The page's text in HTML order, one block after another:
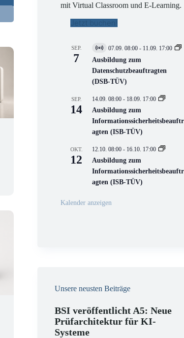
mit Virtual Classroom und E-Learning.
Jetzt buchen!
SEP.
7
V
i
t
u
l
V
e
r
n
s
t
a
t
n
07.09. 08:00 - 11.09. 17:00
Ausbildung zum
Datenschutzbeauftragten
(DSB-TÜV)
SEP.
14
14.09. 08:00 - 18.09. 17:00
Ausbildung zum
Informationssicherheitsbeauftr
agten (ISB-TÜV)
OKT.
12
12.10. 08:00 - 16.10. 17:00
Ausbildung zum
Informationssicherheitsbeauftr
agten (ISB-TÜV)
Kalender anzeigen
Unsere neusten Beiträge
BSI veröffentlicht A5: Neue
Prüfarchitektur für KI-
Systeme